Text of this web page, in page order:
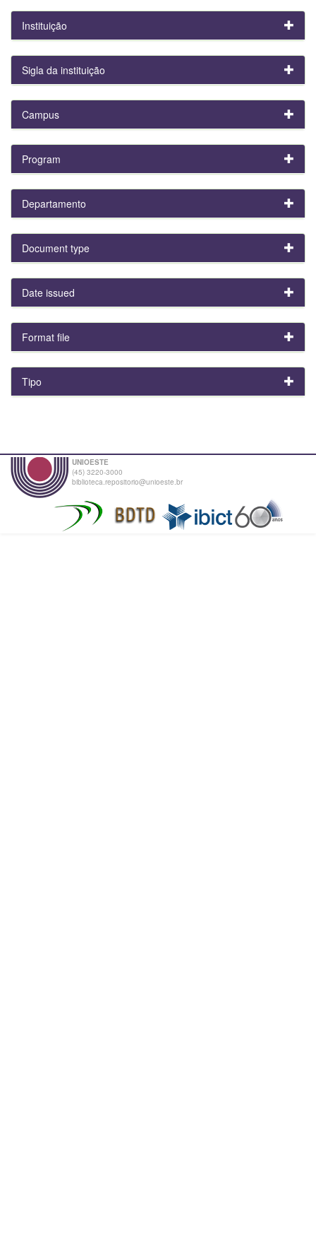
Instituição
Sigla da instituição
Campus
Program
Departamento
Document type
Date issued
Format file
Tipo
UNIOESTE
(45) 3220-3000
biblioteca.repositorio@unioeste.br